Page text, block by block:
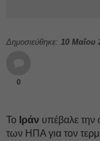
Δημοσιεύθηκε: 10 Μαΐου
0
Το Ιράν υπέβαλε την
των ΗΠΑ για τον